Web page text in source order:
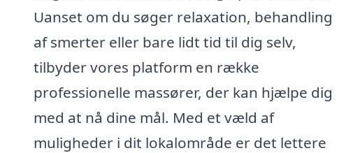
Uanset om du søger relaxation, behandling
af smerter eller bare lidt tid til dig selv,
tilbyder vores platform en række
professionelle massører, der kan hjælpe dig
med at nå dine mål. Med et væld af
muligheder i dit lokalområde er det lettere